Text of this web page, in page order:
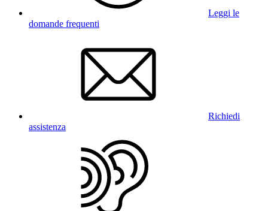
Leggi le
domande frequenti
Richiedi
assistenza